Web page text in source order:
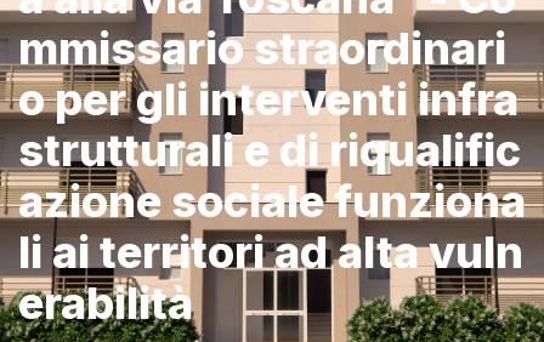
mmissario straordinari
o per gli interventi infra
strutturali e di riqualific
azione sociale funziona
li ai territori ad alta vuln
erabilità